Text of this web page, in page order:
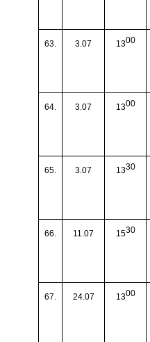
63. 3.07 1300
64. 3.07 1300
65. 3.07 1330
66. 11.07 1530
67. 24.07 1300